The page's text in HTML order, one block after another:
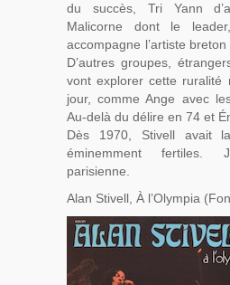
du succès, Tri Yann
Malicorne dont le
accompagne l’artiste
D’autres groupes,
vont explorer cette ruralité
jour, comme Ange avec
Au-delà du délire en 74 et
Dès 1970, Stivell avait
éminemment fertiles.
parisienne.
Alan Stivell, À l’Olympia